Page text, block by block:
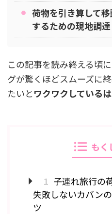
荷物を引き算して
するための現地調
この記事を読み終える頃
グが驚くほどスムーズに
たいとワクワクしている
もく
1 子連れ旅行の
失敗しないカバン
ツ